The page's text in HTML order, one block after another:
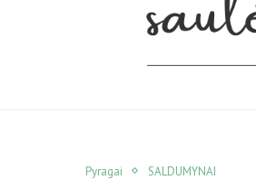
Pyragai SALDUMYNAI